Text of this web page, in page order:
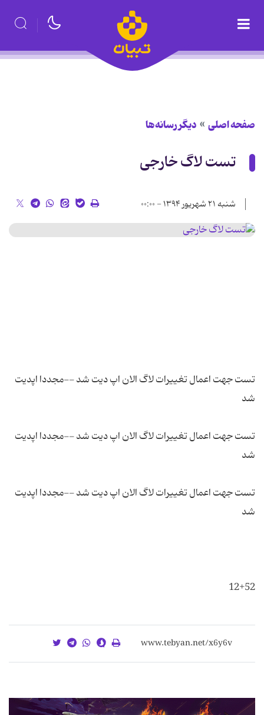
صفحه اصلی دیگر رسانه‌ها
تست لاگ خارجی
شنبه ۲۱ شهریور ۱۳۹۴ - ۰۰:۰۰
تست جهت اعمال تغییرات لاگ الان اپ دیت شد --مجددا اپدیت
تست جهت اعمال تغییرات لاگ الان اپ دیت شد --مجددا اپدیت
تست جهت اعمال تغییرات لاگ الان اپ دیت شد --مجددا اپدیت
12+52